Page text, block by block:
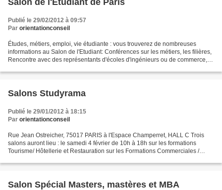
Salon de l'Etudiant de Paris
Publié le 29/02/2012 à 09:57
Par orientationconseil
Études, métiers, emploi, vie étudiante : vous trouverez de nombreuses
informations au Salon de l'Etudiant: Conférences sur les métiers, les filières,
Rencontre avec des représentants d'écoles d'ingénieurs ou de commerce,
Salons Studyrama
Publié le 29/01/2012 à 18:15
Par orientationconseil
Rue Jean Ostreicher, 75017 PARIS à l'Espace Champerret, HALL C Trois
salons auront lieu : le samedi 4 février de 10h à 18h sur les formations
Tourisme/ Hôtellerie et Restauration sur les Formations Commerciales /
Salon Spécial Masters, mastères et MBA